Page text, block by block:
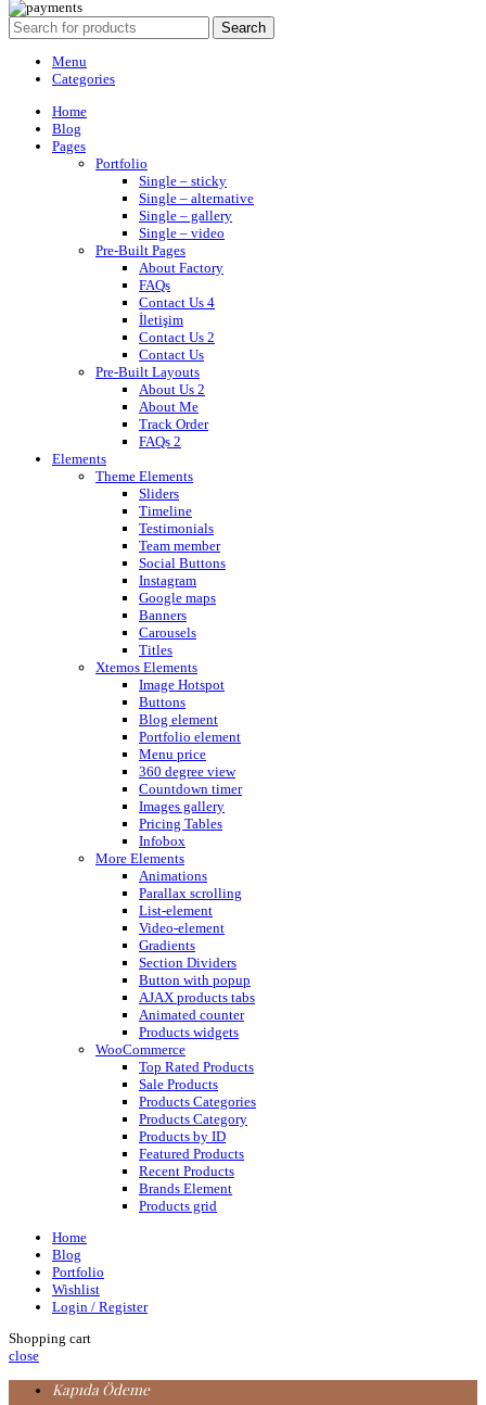
Search
Menu
Categories
Home
Blog
Pages
Portfolio
Single – sticky
Single – alternative
Single – gallery
Single – video
Pre-Built Pages
About Factory
FAQs
Contact Us 4
İletişim
Contact Us 2
Contact Us
Pre-Built Layouts
About Us 2
About Me
Track Order
FAQs 2
Elements
Theme Elements
Sliders
Timeline
Testimonials
Team member
Social Buttons
Instagram
Google maps
Banners
Carousels
Titles
Xtemos Elements
Image Hotspot
Buttons
Blog element
Portfolio element
Menu price
360 degree view
Countdown timer
Images gallery
Pricing Tables
Infobox
More Elements
Animations
Parallax scrolling
List-element
Video-element
Gradients
Section Dividers
Button with popup
AJAX products tabs
Animated counter
Products widgets
WooCommerce
Top Rated Products
Sale Products
Products Categories
Products Category
Products by ID
Featured Products
Recent Products
Brands Element
Products grid
Home
Blog
Portfolio
Wishlist
Login / Register
Shopping cart
close
Kapıda Ödeme